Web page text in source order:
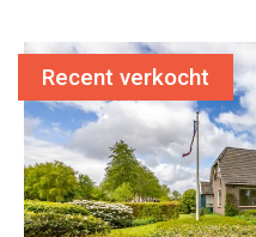
Recent verkocht